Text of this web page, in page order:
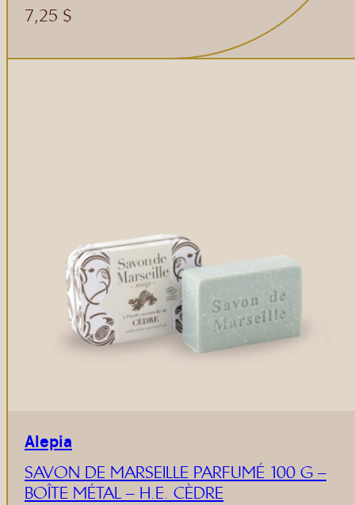
7,25 $
Alepia
SAVON DE MARSEILLE PARFUMÉ 100 G –
BOÎTE MÉTAL – H.E. CÈDRE